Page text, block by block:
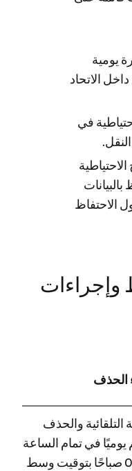
يومية
الاتحاد
في
الاحتفاظ
وإجراءات
الحذف
التلقائية والحذف
يوميًا في تمام الساعة
02:00 صباحًا بتوقيت وسط